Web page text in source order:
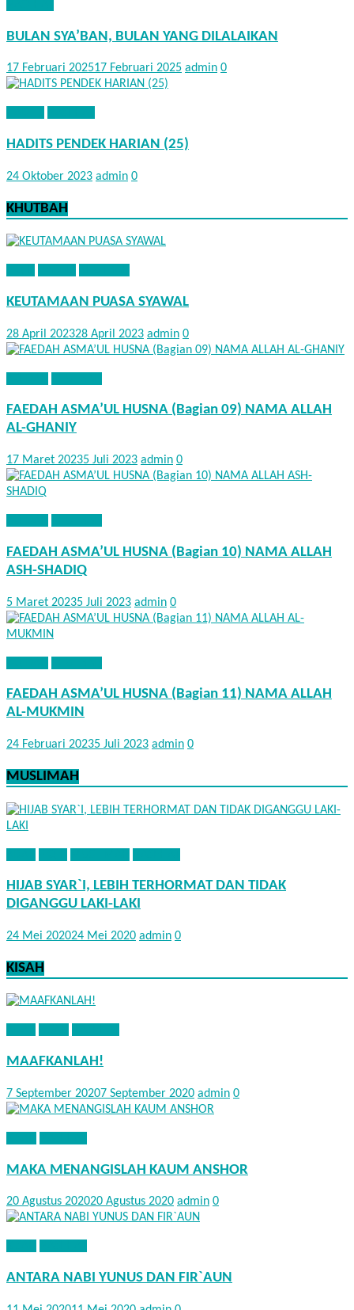
BULAN SYA’BAN, BULAN YANG DILALAIKAN
17 Februari 202517 Februari 2025 admin 0
HADITS PENDEK HARIAN (25)
24 Oktober 2023 admin 0
KHUTBAH
KEUTAMAAN PUASA SYAWAL
28 April 202328 April 2023 admin 0
FAEDAH ASMA’UL HUSNA (Bagian 09) NAMA ALLAH
AL-GHANIY
17 Maret 20235 Juli 2023 admin 0
FAEDAH ASMA’UL HUSNA (Bagian 10) NAMA ALLAH
ASH-SHADIQ
5 Maret 20235 Juli 2023 admin 0
FAEDAH ASMA’UL HUSNA (Bagian 11) NAMA ALLAH
AL-MUKMIN
24 Februari 20235 Juli 2023 admin 0
MUSLIMAH
HIJAB SYAR`I, LEBIH TERHORMAT DAN TIDAK
DIGANGGU LAKI-LAKI
24 Mei 202024 Mei 2020 admin 0
KISAH
MAAFKANLAH!
7 September 20207 September 2020 admin 0
MAKA MENANGISLAH KAUM ANSHOR
20 Agustus 202020 Agustus 2020 admin 0
ANTARA NABI YUNUS DAN FIR`AUN